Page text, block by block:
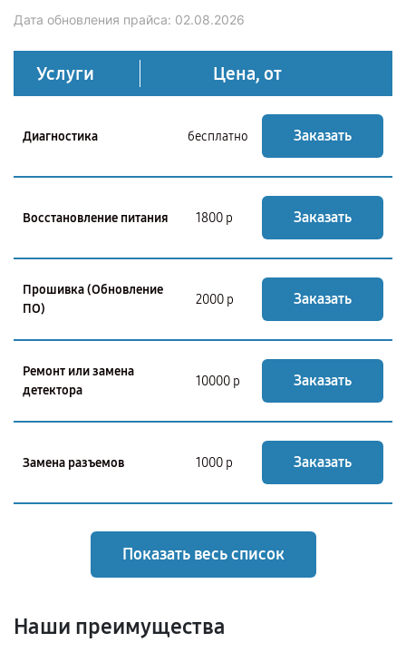
Дата обновления прайса: 02.08.2026
Услуги Цена, от
Диагностика бесплатно Заказать
Восстановление питания 1800 р Заказать
Прошивка (Обновление
ПО)
2000 р Заказать
Ремонт или замена
детектора
10000 р Заказать
Замена разъемов 1000 р Заказать
Показать весь список
Наши преимущества